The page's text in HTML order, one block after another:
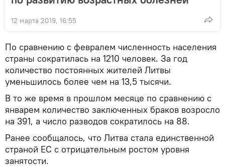
12 марта 2019, 16:55
По сравнению с февралем численность населения
страны сократилась на 1210 человек. За год
количество постоянных жителей Литвы
уменьшилось более чем на 13,5 тысячи.
В то же время в прошлом месяце по сравнению с
январем количество заключенных браков возросло
на 391, а число разводов сократилось на 88.
Ранее сообщалось, что Литва стала единственной
страной ЕС с отрицательным ростом уровня
занятости.